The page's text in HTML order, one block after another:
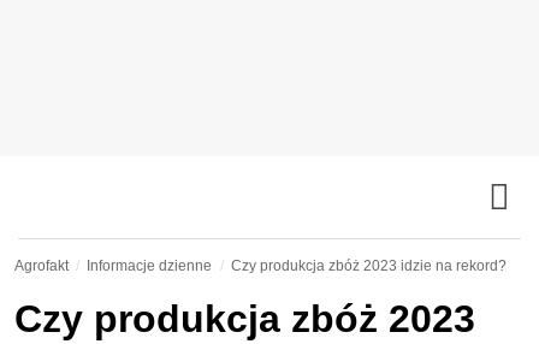
Agrofakt Informacje dzienne Czy produkcja zbóż 2023 idzie na rekord?
Czy produkcja zbóż 2023